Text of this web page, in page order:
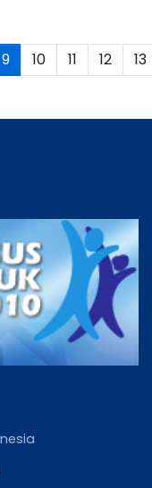
9 10 11 12 13